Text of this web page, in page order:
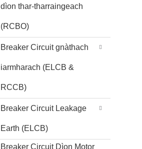
dìon thar-tharraingeach
(RCBO)
Breaker Circuit gnàthach
iarmharach (ELCB &
RCCB)
Breaker Circuit Leakage
Earth (ELCB)
Breaker Circuit Dìon Motor